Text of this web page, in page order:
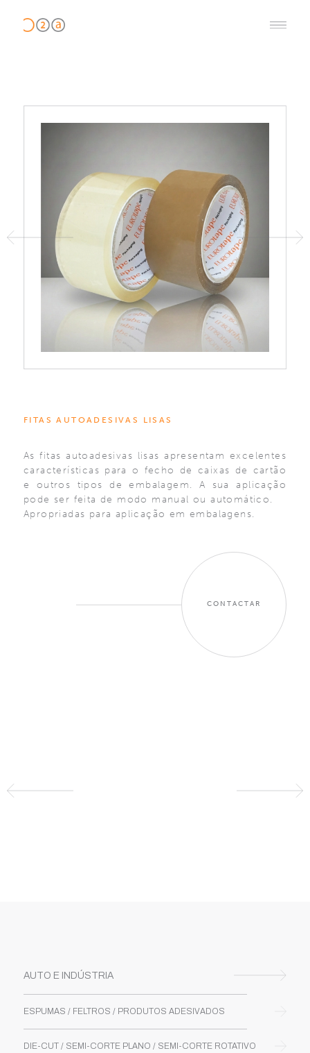
FITAS AUTOADESIVAS LISAS
As fitas autoadesivas lisas apresentam excelentes
características para o fecho de caixas de cartão
e outros tipos de embalagem. A sua aplicação
pode ser feita de modo manual ou automático.
Apropriadas para aplicação em embalagens.
CONTACTAR
AUTO E INDÚSTRIA
ESPUMAS / FELTROS / PRODUTOS ADESIVADOS
DIE-CUT / SEMI-CORTE PLANO / SEMI-CORTE ROTATIVO